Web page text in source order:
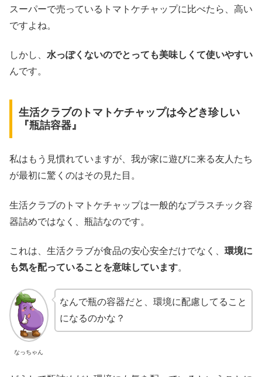
スーパーで売っているトマトケチャップに比べたら、高い
ですよね。
しかし、 水っぽくないのでとっても美味しくて使いやすい
んです。
生活クラブのトマトケチャップは今どき珍しい
『瓶詰容器』
私はもう見慣れていますが、我が家に遊びに来る友人たち
が最初に驚くのはその見た目。
生活クラブのトマトケチャップは一般的なプラスチック容
器詰めではなく、瓶詰なのです。
これは、生活クラブが食品の安心安全だけでなく、 環境に
も気を配っていることを意味しています。
なっちゃん
なんで瓶の容器だと、環境に配慮してること
になるのかな？